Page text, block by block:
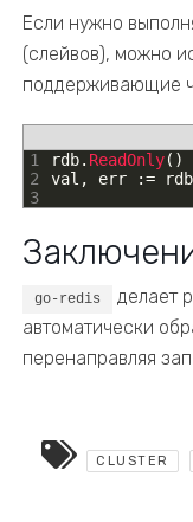
Если нужно
(слейвов), можно
поддерживающие
1
2
3
rdb. ReadOnly( )
val , err := rdb
go-redis
делает
автоматически
перенаправляя
CLUSTER